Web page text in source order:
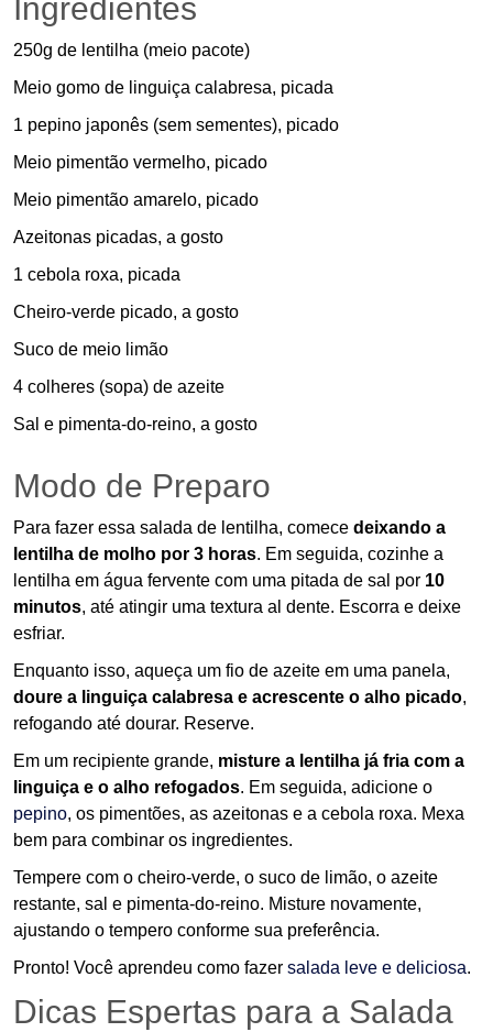
Ingredientes
250g de lentilha (meio pacote)
Meio gomo de linguiça calabresa, picada
1 pepino japonês (sem sementes), picado
Meio pimentão vermelho, picado
Meio pimentão amarelo, picado
Azeitonas picadas, a gosto
1 cebola roxa, picada
Cheiro-verde picado, a gosto
Suco de meio limão
4 colheres (sopa) de azeite
Sal e pimenta-do-reino, a gosto
Modo de Preparo
Para fazer essa salada de lentilha, comece deixando a
lentilha de molho por 3 horas. Em seguida, cozinhe a
lentilha em água fervente com uma pitada de sal por 10
minutos, até atingir uma textura al dente. Escorra e deixe
esfriar.
Enquanto isso, aqueça um fio de azeite em uma panela,
doure a linguiça calabresa e acrescente o alho picado,
refogando até dourar. Reserve.
Em um recipiente grande, misture a lentilha já fria com a
linguiça e o alho refogados. Em seguida, adicione o
pepino, os pimentões, as azeitonas e a cebola roxa. Mexa
bem para combinar os ingredientes.
Tempere com o cheiro-verde, o suco de limão, o azeite
restante, sal e pimenta-do-reino. Misture novamente,
ajustando o tempero conforme sua preferência.
Pronto! Você aprendeu como fazer salada leve e deliciosa.
Dicas Espertas para a Salada